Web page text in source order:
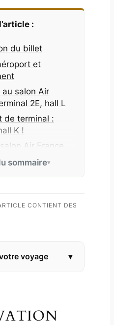
:
du billet
et
au salon Air
2E, hall L
de terminal :
K !
Air France
hall K
de Tbilissi
une note de 7/10
de voyage
sommaire
CONTIENT DES
voyage